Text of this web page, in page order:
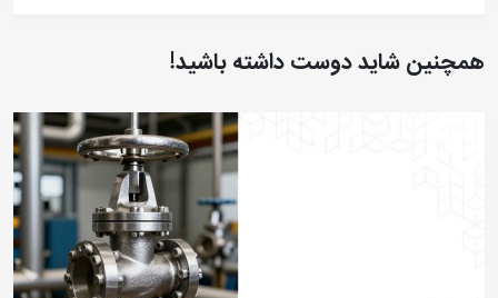
همچنین شاید دوست داشته باشید!